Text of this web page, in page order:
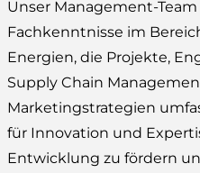
Unser Management-
Fachkenntnisse im
Energien, die Projekte,
Supply Chain
Marketingstrategien
für Innovation und
Entwicklung zu fördern